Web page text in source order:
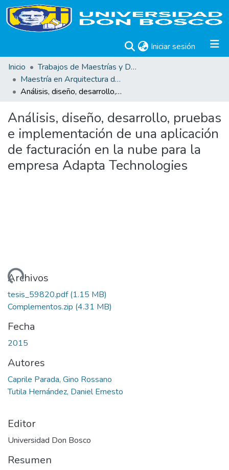
Iniciar sesión (current)
Inicio
Trabajos de Maestrías y Doctorados
Maestría en Arquitectura de Software
Análisis, diseño, desarrollo, pruebas e implementación de una aplicación de facturación en la nube para la empresa Adapta Technologies
Análisis, diseño, desarrollo, pruebas
e implementación de una aplicación
de facturación en la nube para la
empresa Adapta Technologies
Archivos
tesis_59820.pdf(1.15 MB)
Complementos.zip (4.31 MB)
Fecha
2015
Autores
Caprile Parada, Gino Rossano
Tutila Hernández, Daniel Ernesto
Editor
Universidad Don Bosco
Resumen